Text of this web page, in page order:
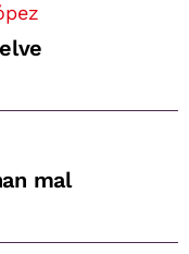
mal